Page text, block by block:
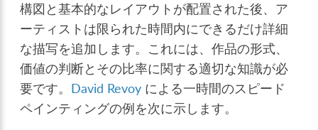
構図と基本的なレイアウトが配置された後、ア
ーティストは限られた時間内にできるだけ詳細
な描写を追加します。これには、作品の形式、
価値の判断とその比率に関する適切な知識が必
要です。 David Revoy による一時間のスピード
ペインティングの例を次に示します。